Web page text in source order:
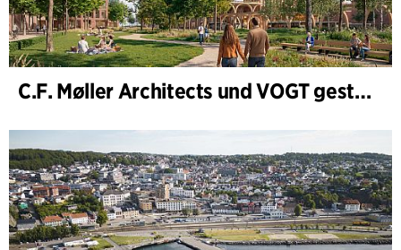
C.F. Møller Architects und VOGT gestalten die Zukunft von Hamburg-Altona